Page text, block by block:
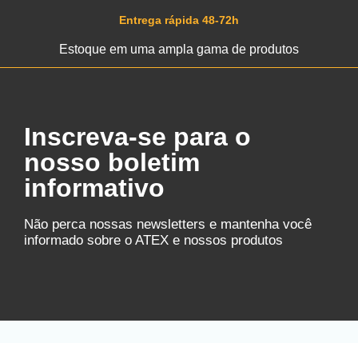
Entrega rápida 48-72h
Estoque em uma ampla gama de produtos
Inscreva-se para o
nosso boletim
informativo
Não perca nossas newsletters e mantenha você
informado sobre o ATEX e nossos produtos